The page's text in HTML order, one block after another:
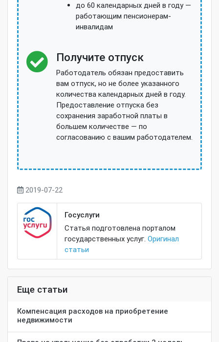
до 60 календарных дней в году —
работающим пенсионерам-
инвалидам
Получите отпуск
Работодатель обязан предоставить
вам отпуск, но не более указанного
количества календарных дней в году.
Предоставление отпуска без
сохранения заработной платы в
большем количестве — по
согласованию с вашим работодателем.
2019-07-22
Госуслуги
Статья подготовлена порталом
государственных услуг. Оригинал
статьи
Еще статьи
Компенсация расходов на приобретение
недвижимости